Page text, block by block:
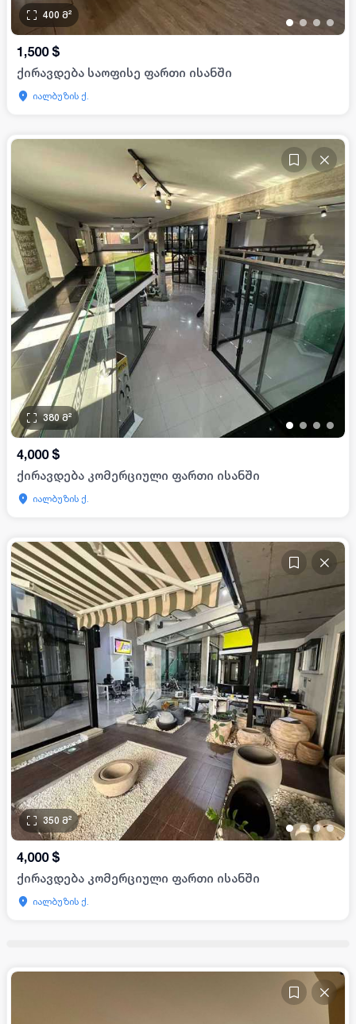
• • • •
400 მ²
1,500 $
ქირავდება საოფისე ფართი ისანში
იალბუზის ქ.
• • • •
380 მ²
4,000 $
ქირავდება კომერციული ფართი ისანში
იალბუზის ქ.
••••
350 მ²
4,000 $
ქირავდება კომერციული ფართი ისანში
იალბუზის ქ.